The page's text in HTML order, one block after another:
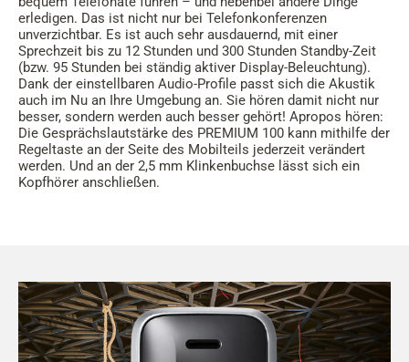
erledigen. Das ist nicht nur bei Telefonkonferenzen
unverzichtbar. Es ist auch sehr ausdauernd, mit einer
Sprechzeit bis zu 12 Stunden und 300 Stunden Standby-Zeit
(bzw. 95 Stunden bei ständig aktiver Display-Beleuchtung).
Dank der einstellbaren Audio-Profile passt sich die Akustik
auch im Nu an Ihre Umgebung an. Sie hören damit nicht nur
besser, sondern werden auch besser gehört! Apropos hören:
Die Gesprächslautstärke des PREMIUM 100 kann mithilfe der
Regeltaste an der Seite des Mobilteils jederzeit verändert
werden. Und an der 2,5 mm Klinkenbuchse lässt sich ein
Kopfhörer anschließen.